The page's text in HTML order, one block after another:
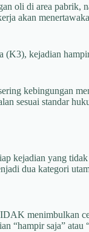
oli di area pabrik,
akan
kejadian
kebingungan
sesuai standar
kejadian yang
dua kategori
menimbulkan
“hampir saja” atau